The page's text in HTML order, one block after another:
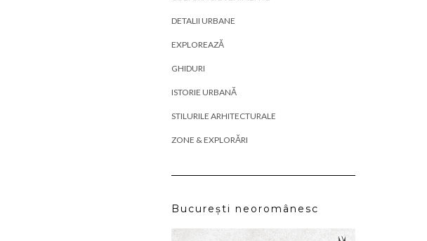
DETALII URBANE
EXPLOREAZĂ
GHIDURI
ISTORIE URBANĂ
STILURILE ARHITECTURALE
ZONE & EXPLORĂRI
București neoromânesc